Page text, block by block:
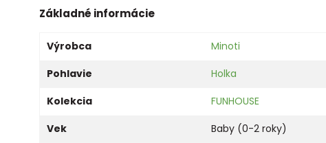
Základné informácie
Výrobca
Minoti
Pohlavie
Holka
Kolekcia
FUNHOUSE
Vek
Baby (0-2 roky)